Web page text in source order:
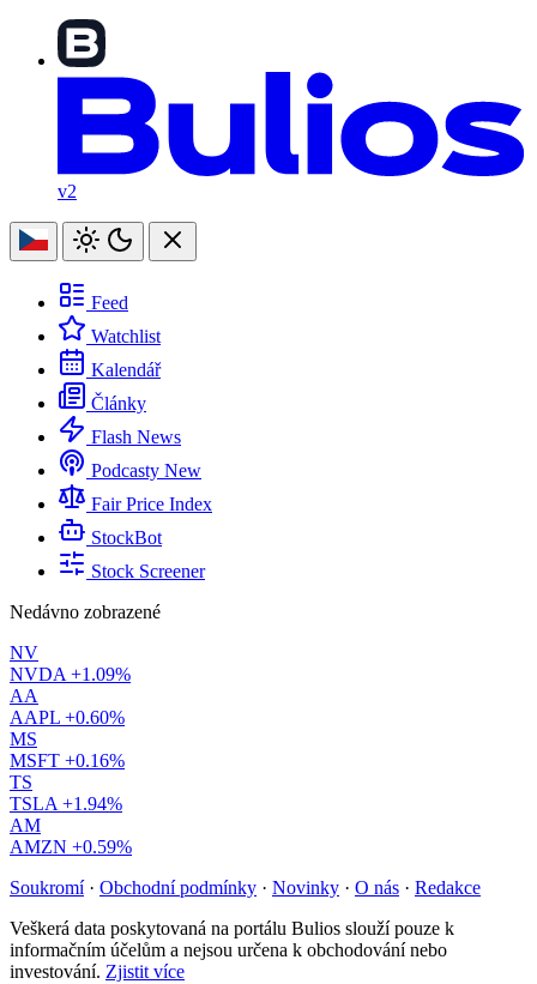
v2
Feed
Watchlist
Kalendář
Články
Flash News
Podcasty New
Fair Price Index
StockBot
Stock Screener
Nedávno zobrazené
NV
NVDA +1.09%
AA
AAPL +0.60%
MS
MSFT +0.16%
TS
TSLA +1.94%
AM
AMZN +0.59%
Soukromí · Obchodní podmínky · Novinky · O nás · Redakce
Veškerá data poskytovaná na portálu Bulios slouží pouze k
informačním účelům a nejsou určena k obchodování nebo
investování. Zjistit více